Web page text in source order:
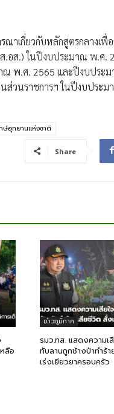
ณาเกี่ยวกับหลักสูตรกลาง
ส.) ในปีงบประมาณ พ.ศ.
พ.ศ. 2565 และปีงบประ
ส่วนราชการฯ ในปีงบประ
ษ์อุทยานแห่งชาติ
Share
ลือ
ข่าวภูมิภาค
รมว.ทส. แสดงความเ
ทับลานถูกช้างป่าทำร้
เร่งเยียวยาครอบครัว